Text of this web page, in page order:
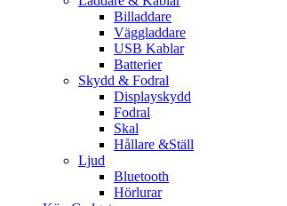
Billaddare
Väggladdare
USB Kablar
Batterier
Skydd & Fodral
Displayskydd
Fodral
Skal
Hållare &Ställ
Ljud
Bluetooth
Hörlurar